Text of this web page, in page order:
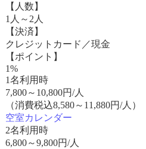
【人数】
1人～2人
【決済】
クレジットカード／現金
【ポイント】
1%
1名利用時
7,800～ 10,800円/人
（消費税込8,580～11,880円/人）
空室カレンダー
2名利用時
6,800～9,800円/人